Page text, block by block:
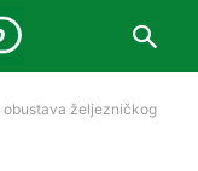
obustava željezničkog